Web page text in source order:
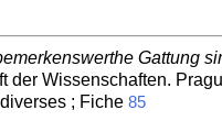
Gattung
der Wissenschaften.
; Fiche 85